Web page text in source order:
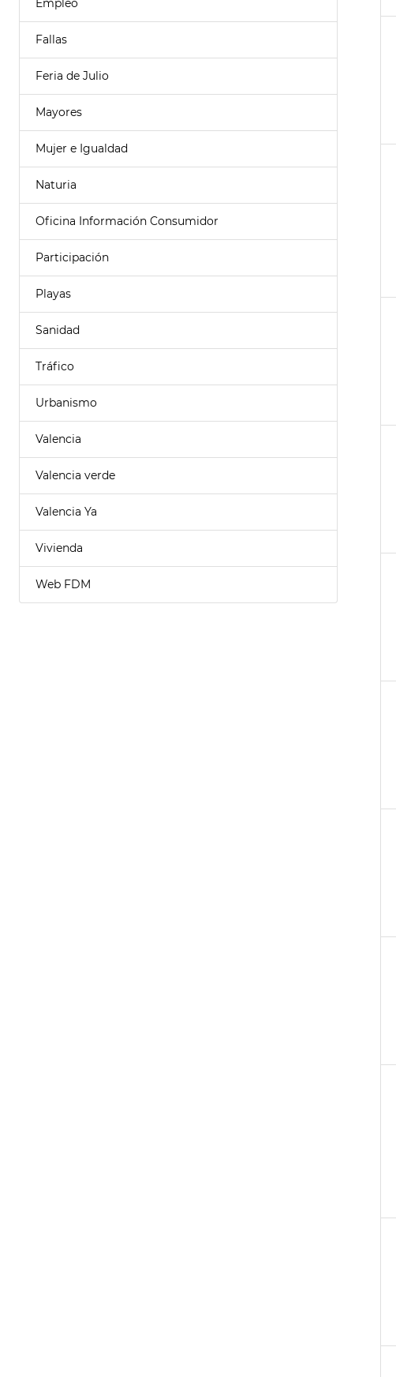
Empleo
Fallas
Feria de Julio
Mayores
Mujer e Igualdad
Naturia
Oficina Información Consumidor
Participación
Playas
Sanidad
Tráfico
Urbanismo
Valencia
Valencia verde
Valencia Ya
Vivienda
Web FDM